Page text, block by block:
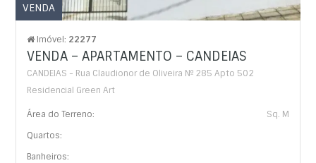
VENDA
Imóvel: 22277
VENDA – APARTAMENTO – CANDEIAS
CANDEIAS - Rua Claudionor de Oliveira Nº 285 Apto 502
Residencial Green Art
Área do Terreno:
Sq. M
Quartos:
Banheiros: